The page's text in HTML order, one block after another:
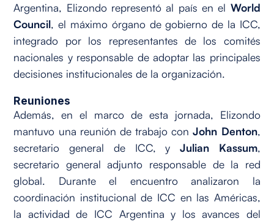
Argentina, Elizondo representó al país en el World
Council, el máximo órgano de gobierno de la ICC,
integrado por los representantes de los comités
nacionales y responsable de adoptar las principales
decisiones institucionales de la organización.
Reuniones
Además, en el marco de esta jornada, Elizondo
mantuvo una reunión de trabajo conJohn Denton,
secretario general de ICC, y Julian Kassum,
secretario general adjunto responsable de la red
global. Durante el encuentro analizaron la
coordinación institucional de ICC en las Américas,
la actividad de ICC Argentina y los avances del